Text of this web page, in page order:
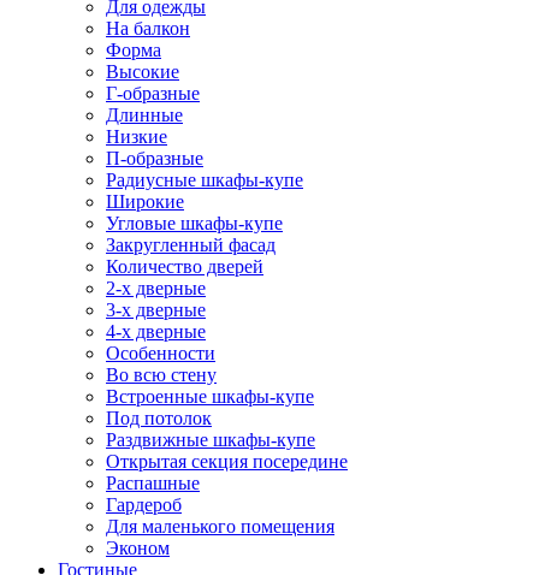
Для одежды
На балкон
Форма
Высокие
Г-образные
Длинные
Низкие
П-образные
Радиусные шкафы-купе
Широкие
Угловые шкафы-купе
Закругленный фасад
Количество дверей
2-х дверные
3-х дверные
4-х дверные
Особенности
Во всю стену
Встроенные шкафы-купе
Под потолок
Раздвижные шкафы-купе
Открытая секция посередине
Распашные
Гардероб
Для маленького помещения
Эконом
Гостиные